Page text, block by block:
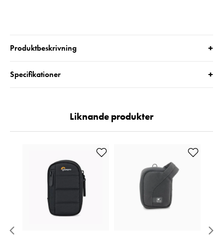
Produktbeskrivning +
Specifikationer +
Liknande produkter